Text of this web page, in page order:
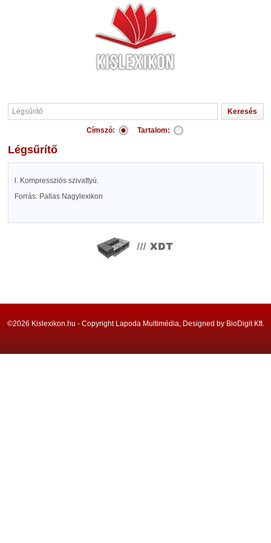
Címszó: Tartalom:
Légsűrítő
l. Kompressziós szivattyú.
Forrás: Pallas Nagylexikon
©2026 Kislexikon.hu - Copyright Lapoda Multimédia, Designed by BioDigit Kft.